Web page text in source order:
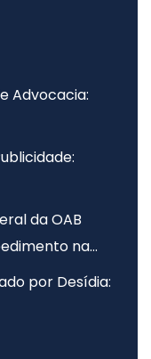
Advocacia:
da OAB
na
por Desídia: